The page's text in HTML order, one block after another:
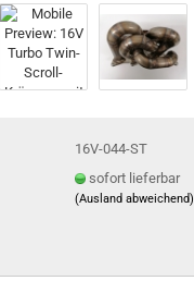
16V-044-ST
sofort lieferbar
(Ausland abweichend)